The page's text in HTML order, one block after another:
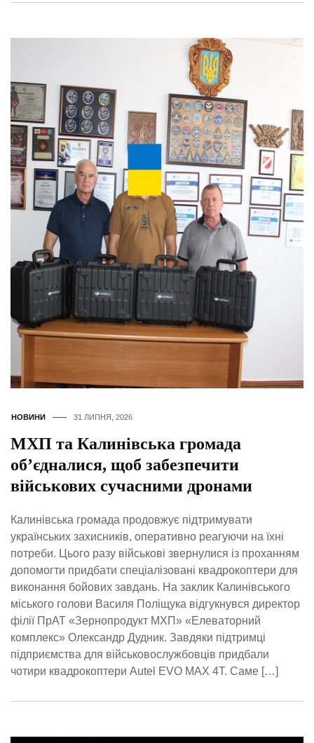
НОВИНИ 31 ЛИПНЯ, 2026
МХП та Калинівська громада
об’єдналися, щоб забезпечити
військових сучасними дронами
Калинівська громада продовжує підтримувати
українських захисників, оперативно реагуючи на їхні
потреби. Цього разу військові звернулися із проханням
допомогти придбати спеціалізовані квадрокоптери для
виконання бойових завдань. На заклик Калинівського
міського голови Василя Поліщука відгукнувся директор
філії ПрАТ «Зернопродукт МХП» «Елеваторний
комплекс» Олександр Дудник. Завдяки підтримці
підприємства для військовослужбовців придбали
чотири квадрокоптери Autel EVO MAX 4T. Саме […]